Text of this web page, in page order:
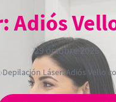
Adiós
29 octubre 2025
›Depilación Láser: Adiós Vello